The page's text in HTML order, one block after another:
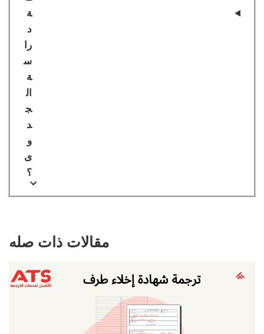
ة
د
را
س
ة
ال
ج
د
و
ى
؟
مقالات ذات صله